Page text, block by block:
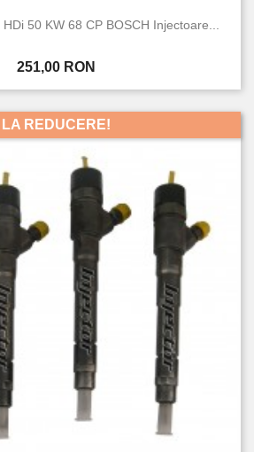
50 KW 68 CP BOSCH Injectoare...
Pret
251,00 RON
LA REDUCERE!